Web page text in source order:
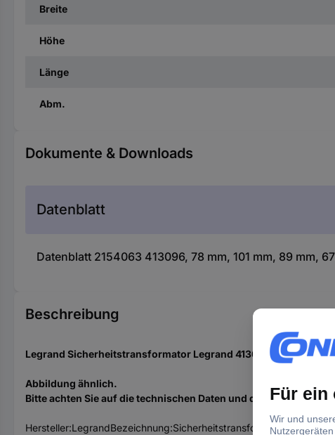
Breite
Höhe
Länge
Abm.
Dokumente & Downloads
Datenblatt
Datenblatt 2154063 413096, 78 mm, 101 mm, 89 mm,
Beschreibung
Legrand Sicherheitstransformator Legrand 413096
Abbildung ähnlich.
Bitte achten Sie auf die technischen Daten und die EAN des
Hersteller:LegrandBezeichnung:Sicherheitstransformator 25VA,